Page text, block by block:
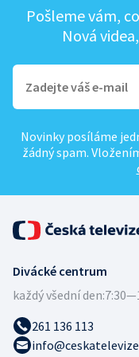
Pošleme vám,
Nová
Novinky posíláme
žádný spam.